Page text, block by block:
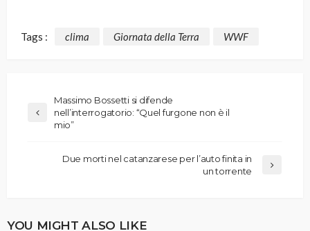
Tags : clima Giornata della Terra WWF
Massimo Bossetti si difende
nell’interrogatorio: “Quel furgone non è il
mio”
Due morti nel catanzarese per l’auto finita in
un torrente
YOU MIGHT ALSO LIKE